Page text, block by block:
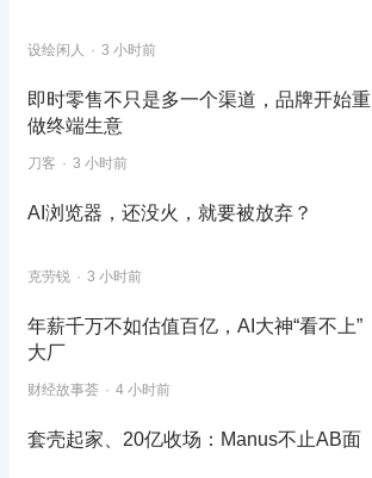
设绘闲人 3 小时前
即时零售不只是多一个渠道，品牌开始重
做终端生意
刀客 3 小时前
AI浏览器，还没火，就要被放弃？
克劳锐 3 小时前
年薪千万不如估值百亿，AI大神“看不上”
大厂
财经故事荟 4 小时前
套壳起家、20亿收场：Manus不止AB面